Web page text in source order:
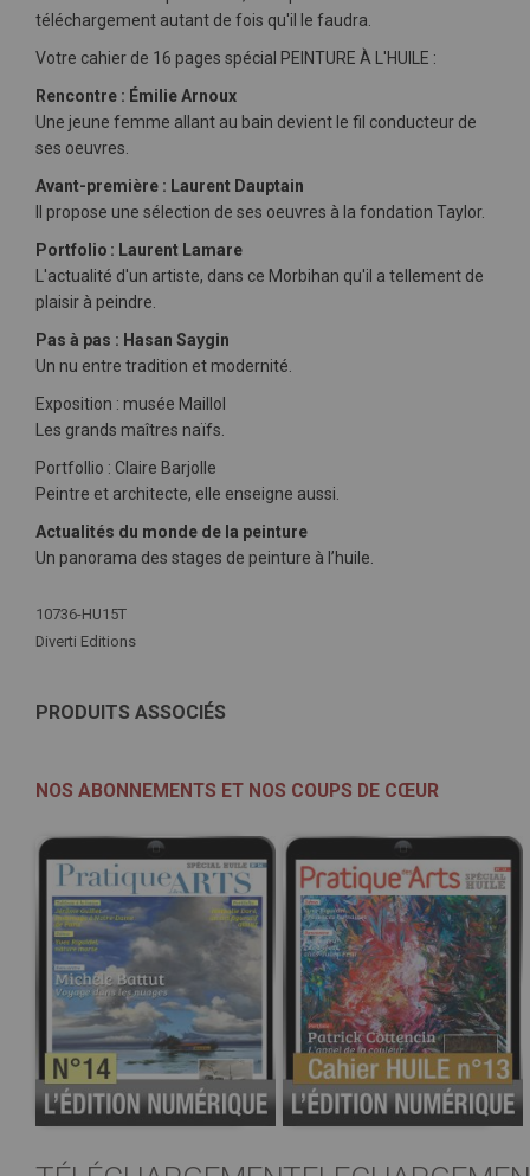
téléchargement autant de fois qu'il le faudra.
Votre cahier de 16 pages spécial PEINTURE À L'HUILE :
Rencontre : Émilie Arnoux
Une jeune femme allant au bain devient le fil conducteur de
ses oeuvres.
Avant-première : Laurent Dauptain
Il propose une sélection de ses oeuvres à la fondation Taylor.
Portfolio : Laurent Lamare
L'actualité d'un artiste, dans ce Morbihan qu'il a tellement de
plaisir à peindre.
Pas à pas : Hasan Saygin
Un nu entre tradition et modernité.
Exposition : musée Maillol
Les grands maîtres naïfs.
Portfollio : Claire Barjolle
Peintre et architecte, elle enseigne aussi.
Actualités du monde de la peinture
Un panorama des stages de peinture à l’huile.
Plus
d'infos
10736-HU15T
Diverti Editions
PRODUITS ASSOCIÉS
NOS ABONNEMENTS ET NOS COUPS DE CŒUR